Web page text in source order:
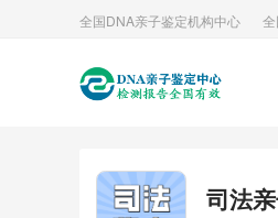
全国DNA亲子鉴定机构中心
司法